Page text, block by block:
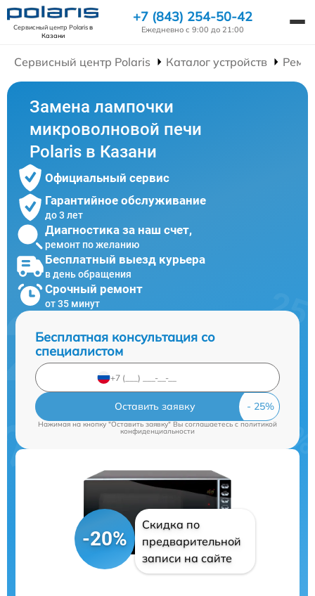
Сервисный центр Polarisв
Казани
+7 (843) 254-50-42
Ежедневно с 9:00 до 21:00
Сервисный центр Polaris Каталог устройств
Замена лампочки
микроволновой печи
Polaris в Казани
Официальный сервис
Гарантийное обслуживание
до 3 лет
Диагностика за наш счет,
ремонт по желанию
Бесплатный выезд курьера
в день обращения
Срочный ремонт
от 35 минут
Бесплатная консультация со
специалистом
Оставить заявку
Нажимая на кнопку "Оставить заявку" Вы соглашаетесь cполитикой
конфиденциальности
-20%
Скидка по
предварительной
записи на сайте